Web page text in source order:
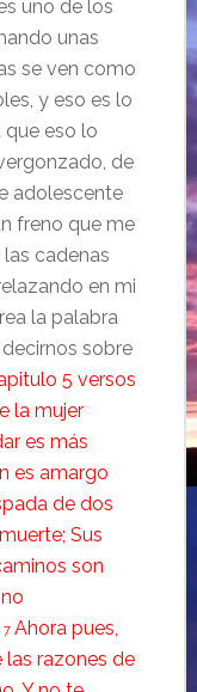
uno de los
unas
se ven como
y eso es lo
eso lo
de
adolescente
freno que me
las cadenas
en mi
la palabra
sobre
5 versos
la mujer
es más
es amargo
de dos
Sus
son
7 Ahora pues,
las razones de